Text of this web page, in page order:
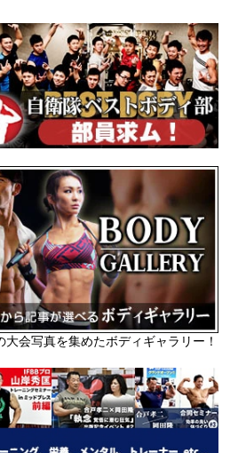
大会写真を集めたボディギャラリー！